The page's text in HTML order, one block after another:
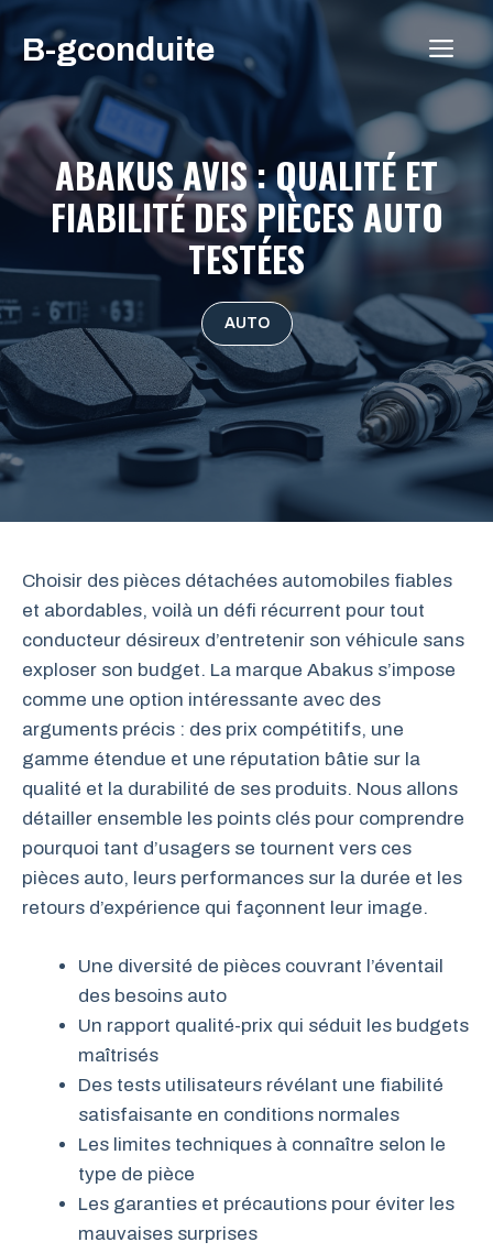
Aller
contenu
B-gconduite
ABAKUS AVIS : QUALITÉ ET
FIABILITÉ DES PIÈCES AUTO
TESTÉES
AUTO
Choisir des pièces détachées automobiles fiables
et abordables, voilà un défi récurrent pour tout
conducteur désireux d’entretenir son véhicule sans
exploser son budget. La marque Abakus s’impose
comme une option intéressante avec des
arguments précis : des prix compétitifs, une
gamme étendue et une réputation bâtie sur la
qualité et la durabilité de ses produits. Nous allons
détailler ensemble les points clés pour comprendre
pourquoi tant d’usagers se tournent vers ces
pièces auto, leurs performances sur la durée et les
retours d’expérience qui façonnent leur image.
Une diversité de pièces couvrant l’éventail
des besoins auto
Un rapport qualité-prix qui séduit les budgets
maîtrisés
Des tests utilisateurs révélant une fiabilité
satisfaisante en conditions normales
Les limites techniques à connaître selon le
type de pièce
Les garanties et précautions pour éviter les
mauvaises surprises